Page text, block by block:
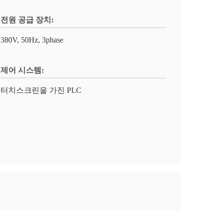
전원 공급 장치:
380V, 50Hz, 3phase
제어 시스템:
터치스크린을 가진 PLC